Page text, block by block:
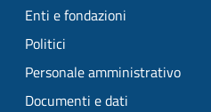
Enti e fondazioni
Politici
Personale amministrativo
Documenti e dati